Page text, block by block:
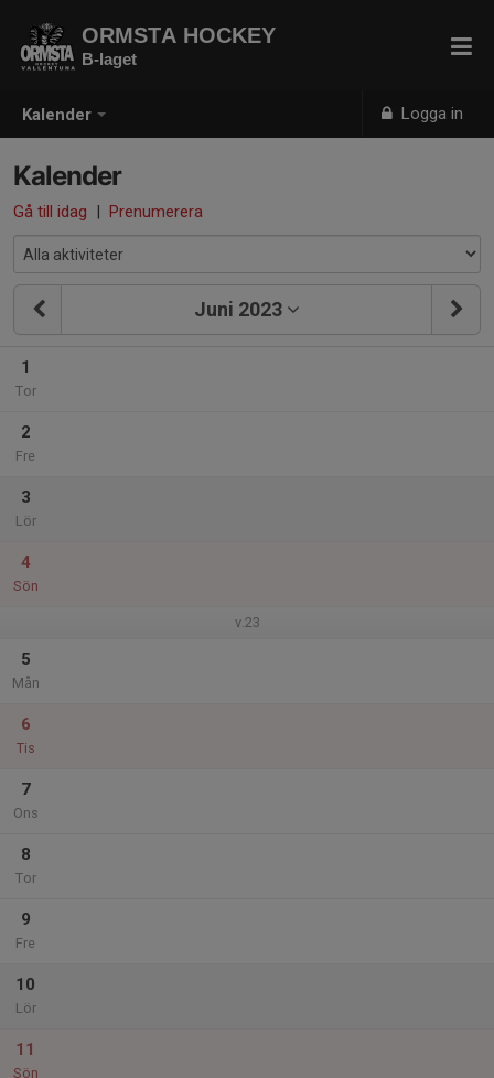
Kalender Logga in
ORMSTA HOCKEY
B-laget
Kalender
Gå till idag | Prenumerera
Juni 2023
1
Tor
2
Fre
3
Lör
4
Sön
v.23
5
Mån
6
Tis
7
Ons
8
Tor
9
Fre
10
Lör
11
Sön